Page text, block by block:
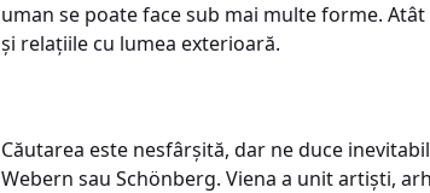
uman se poate face sub mai multe forme.
și relațiile cu lumea exterioară.
Căutarea este nesfârșită, dar ne duce
Webern sau Schönberg. Viena a unit artiști,